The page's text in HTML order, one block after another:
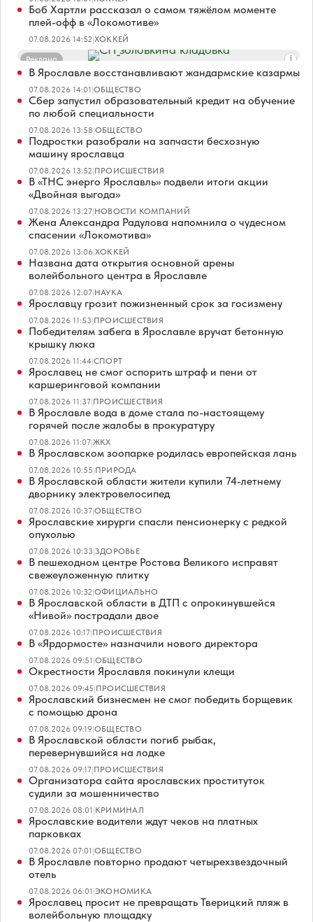
Боб Хартли рассказал о самом тяжёлом моменте
плей-офф в «Локомотиве»
07.08.2026 14:52|ХОККЕЙ
Реклама
В Ярославле восстанавливают жандармские казармы
07.08.2026 14:01|ОБЩЕСТВО
Сбер запустил образовательный кредит на обучение
по любой специальности
07.08.2026 13:58|ОБЩЕСТВО
Подростки разобрали на запчасти бесхозную
машину ярославца
07.08.2026 13:52|ПРОИСШЕСТВИЯ
В «ТНС энерго Ярославль» подвели итоги акции
«Двойная выгода»
07.08.2026 13:27|НОВОСТИ КОМПАНИЙ
Жена Александра Радулова напомнила о чудесном
спасении «Локомотива»
07.08.2026 13:06|ХОККЕЙ
Названа дата открытия основной арены
волейбольного центра в Ярославле
07.08.2026 12:07|НАУКА
Ярославцу грозит пожизненный срок за госизмену
07.08.2026 11:53|ПРОИСШЕСТВИЯ
Победителям забега в Ярославле вручат бетонную
крышку люка
07.08.2026 11:44|СПОРТ
Ярославец не смог оспорить штраф и пени от
каршеринговой компании
07.08.2026 11:37|ПРОИСШЕСТВИЯ
В Ярославле вода в доме стала по-настоящему
горячей после жалобы в прокуратуру
07.08.2026 11:07|ЖКХ
В Ярославском зоопарке родилась европейская лань
07.08.2026 10:55|ПРИРОДА
В Ярославской области жители купили 74-летнему
дворнику электровелосипед
07.08.2026 10:37|ОБЩЕСТВО
Ярославские хирурги спасли пенсионерку с редкой
опухолью
07.08.2026 10:33|ЗДОРОВЬЕ
В пешеходном центре Ростова Великого исправят
свежеуложенную плитку
07.08.2026 10:32|ОФИЦИАЛЬНО
В Ярославской области в ДТП с опрокинувшейся
«Нивой» пострадали двое
07.08.2026 10:17|ПРОИСШЕСТВИЯ
В «Ярдормосте» назначили нового директора
07.08.2026 09:51|ОБЩЕСТВО
Окрестности Ярославля покинули клещи
07.08.2026 09:45|ПРОИСШЕСТВИЯ
Ярославский бизнесмен не смог победить борщевик
с помощью дрона
07.08.2026 09:19|ОБЩЕСТВО
В Ярославской области погиб рыбак,
перевернувшийся на лодке
07.08.2026 09:17|ПРОИСШЕСТВИЯ
Организатора сайта ярославских проституток
судили за мошенничество
07.08.2026 08:01|КРИМИНАЛ
Ярославские водители ждут чеков на платных
парковках
07.08.2026 07:01|ОБЩЕСТВО
В Ярославле повторно продают четырехзвездочный
отель
07.08.2026 06:01|ЭКОНОМИКА
Ярославец просит не превращать Тверицкий пляж в
волейбольную площадку